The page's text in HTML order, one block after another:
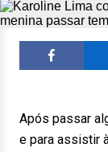
Após passar
e para assistir